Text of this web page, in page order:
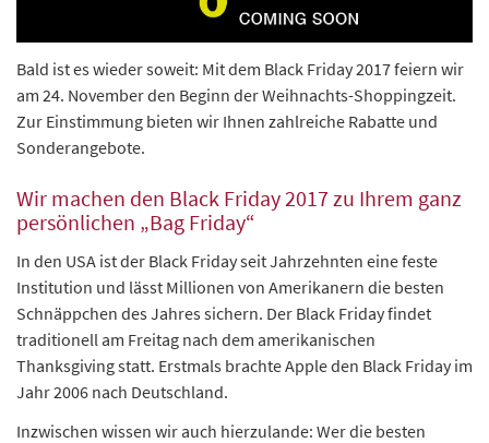
Bald ist es wieder soweit: Mit dem Black Friday 2017 feiern wir
am 24. November den Beginn der Weihnachts-Shoppingzeit.
Zur Einstimmung bieten wir Ihnen zahlreiche Rabatte und
Sonderangebote.
Wir machen den Black Friday 2017 zu Ihrem ganz
persönlichen „Bag Friday“
In den USA ist der Black Friday seit Jahrzehnten eine feste
Institution und lässt Millionen von Amerikanern die besten
Schnäppchen des Jahres sichern. Der Black Friday findet
traditionell am Freitag nach dem amerikanischen
Thanksgiving statt. Erstmals brachte Apple den Black Friday im
Jahr 2006 nach Deutschland.
Inzwischen wissen wir auch hierzulande: Wer die besten